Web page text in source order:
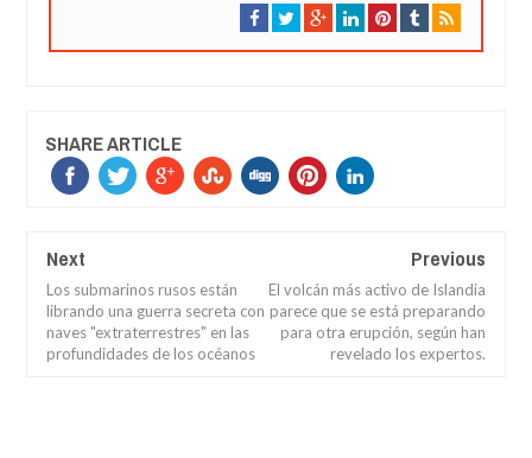
SHARE ARTICLE
Next
Los submarinos rusos están
librando una guerra secreta con
naves "extraterrestres" en las
profundidades de los océanos
Previous
El volcán más activo de Islandia
parece que se está preparando
para otra erupción, según han
revelado los expertos.